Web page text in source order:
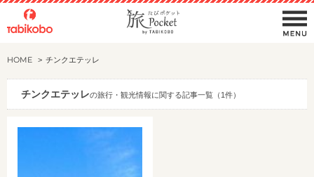
HOME チンクエテッレ
チンクエテッレの旅行・観光情報に関する記事一覧（1件）